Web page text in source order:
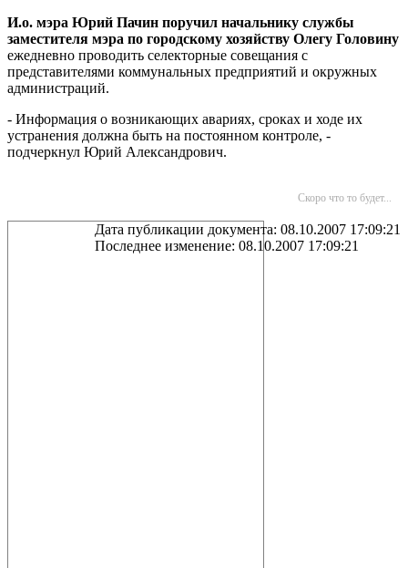
И.о. мэра Юрий Пачин поручил начальнику службы
заместителя мэра по городскому хозяйству Олегу Головину
ежедневно проводить селекторные совещания с
представителями коммунальных предприятий и окружных
администраций.
- Информация о возникающих авариях, сроках и ходе их
устранения должна быть на постоянном контроле, -
подчеркнул Юрий Александрович.
Скоро что то будет...
Дата публикации документа: 08.10.2007 17:09:21
Последнее изменение: 08.10.2007 17:09:21